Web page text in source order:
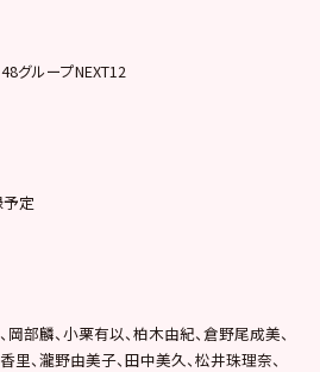
48グループNEXT12
予定
部麟、小栗有以、柏木由紀、倉野尾成美、
里、瀧野由美子、田中美久、松井珠理奈、